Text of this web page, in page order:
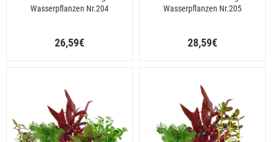
Wasserpflanzen Nr.204
26,59€
Wasserpflanzen Nr.205
28,59€